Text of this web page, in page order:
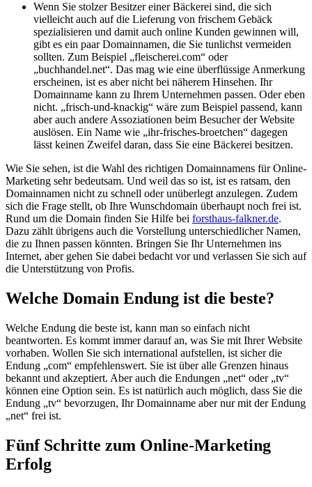
Wenn Sie stolzer Besitzer einer Bäckerei sind, die sich
vielleicht auch auf die Lieferung von frischem Gebäck
spezialisieren und damit auch online Kunden gewinnen will,
gibt es ein paar Domainnamen, die Sie tunlichst vermeiden
sollten. Zum Beispiel „fleischerei.com“ oder
„buchhandel.net“. Das mag wie eine überflüssige Anmerkung
erscheinen, ist es aber nicht bei näherem Hinsehen. Ihr
Domainname kann zu Ihrem Unternehmen passen. Oder eben
nicht. „frisch-und-knackig“ wäre zum Beispiel passend, kann
aber auch andere Assoziationen beim Besucher der Website
auslösen. Ein Name wie „ihr-frisches-broetchen“ dagegen
lässt keinen Zweifel daran, dass Sie eine Bäckerei besitzen.
Wie Sie sehen, ist die Wahl des richtigen Domainnamens für Online-
Marketing sehr bedeutsam. Und weil das so ist, ist es ratsam, den
Domainnamen nicht zu schnell oder unüberlegt anzulegen. Zudem
sich die Frage stellt, ob Ihre Wunschdomain überhaupt noch frei ist.
Rund um die Domain finden Sie Hilfe bei forsthaus-falkner.de.
Dazu zählt übrigens auch die Vorstellung unterschiedlicher Namen,
die zu Ihnen passen könnten. Bringen Sie Ihr Unternehmen ins
Internet, aber gehen Sie dabei bedacht vor und verlassen Sie sich auf
die Unterstützung von Profis.
Welche Domain Endung ist die beste?
Welche Endung die beste ist, kann man so einfach nicht
beantworten. Es kommt immer darauf an, was Sie mit Ihrer Website
vorhaben. Wollen Sie sich international aufstellen, ist sicher die
Endung „com“ empfehlenswert. Sie ist über alle Grenzen hinaus
bekannt und akzeptiert. Aber auch die Endungen „net“ oder „tv“
können eine Option sein. Es ist natürlich auch möglich, dass Sie die
Endung „tv“ bevorzugen, Ihr Domainname aber nur mit der Endung
„net“ frei ist.
Fünf Schritte zum Online-Marketing
Erfolg